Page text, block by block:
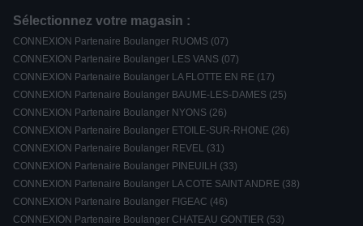
Sélectionnez votre magasin :
CONNEXION Partenaire Boulanger RUOMS (07)
CONNEXION Partenaire Boulanger LES VANS (07)
CONNEXION Partenaire Boulanger LA FLOTTE EN RE (17)
CONNEXION Partenaire Boulanger BAUME-LES-DAMES (25)
CONNEXION Partenaire Boulanger NYONS (26)
CONNEXION Partenaire Boulanger ETOILE-SUR-RHONE (26)
CONNEXION Partenaire Boulanger REVEL (31)
CONNEXION Partenaire Boulanger PINEUILH (33)
CONNEXION Partenaire Boulanger LA COTE SAINT ANDRE (38)
CONNEXION Partenaire Boulanger FIGEAC (46)
CONNEXION Partenaire Boulanger CHATEAU GONTIER (53)